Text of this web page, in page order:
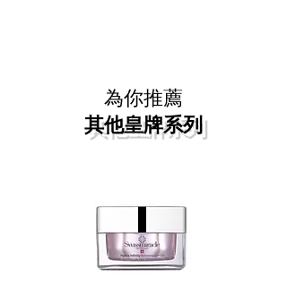
為你推薦
其他皇牌系列